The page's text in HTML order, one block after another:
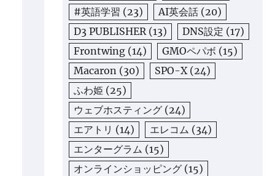
#英語学習 (23) AI英会話 (20)
D3 PUBLISHER(13) DNS設定 (17)
Frontwing (14) GMOペパボ (15)
Macaron (30) SPO-X(24)
ふわ姫 (25)
ウェブホスティング (24)
エアトリ (14) エレコム (34)
エンターグラム (15)
オンラインショッピング (15)